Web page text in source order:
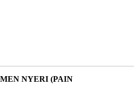
NYERI (PAIN